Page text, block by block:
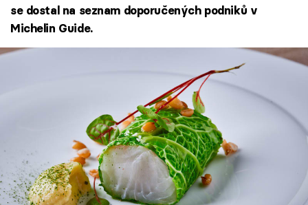
se dostal na seznam doporučených podniků v
Michelin Guide.